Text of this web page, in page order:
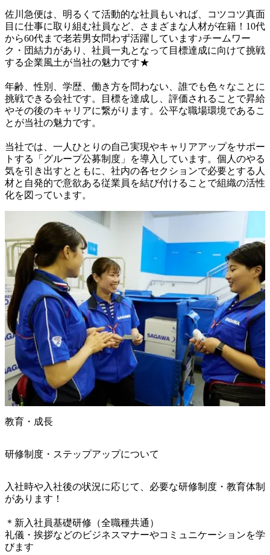
佐川急便は、明るくて活動的な社員もいれば、コツコツ真面
目に仕事に取り組む社員など、さまざまな人材が在籍！10代
から60代まで老若男女問わず活躍しています♪チームワー
ク・団結力があり、社員一丸となって目標達成に向けて挑戦
する企業風土が当社の魅力です★
年齢、性別、学歴、働き方を問わない、誰でも色々なことに
挑戦できる会社です。目標を達成し、評価されることで昇給
やその後のキャリアに繋がります。公平な職場環境であるこ
とが当社の魅力です。
当社では、一人ひとりの自己実現やキャリアアップをサポー
トする「グループ公募制度」を導入しています。個人のやる
気を引き出すとともに、社内の各セクションで必要とする人
材と自発的で意欲ある従業員を結び付けることで組織の活性
化を図っています。
教育・成長
研修制度・ステップアップについて
入社時や入社後の状況に応じて、必要な研修制度・教育体制
があります！
＊新入社員基礎研修（全職種共通）
礼儀・挨拶などのビジネスマナーやコミュニケーションを学
びます